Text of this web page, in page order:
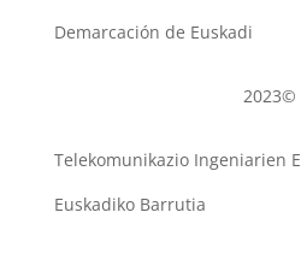
Demarcación de Euskadi
2023©
Telekomunikazio Ingeniarien
Euskadiko Barrutia